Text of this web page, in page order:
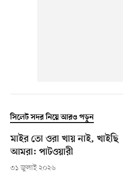
সিলেট সদর নিয়ে আরও পড়ুন
মাইর তো ওরা খায় নাই, খাইছি
আমরা: পাটওয়ারী
৩১ জুলাই ২০২৬